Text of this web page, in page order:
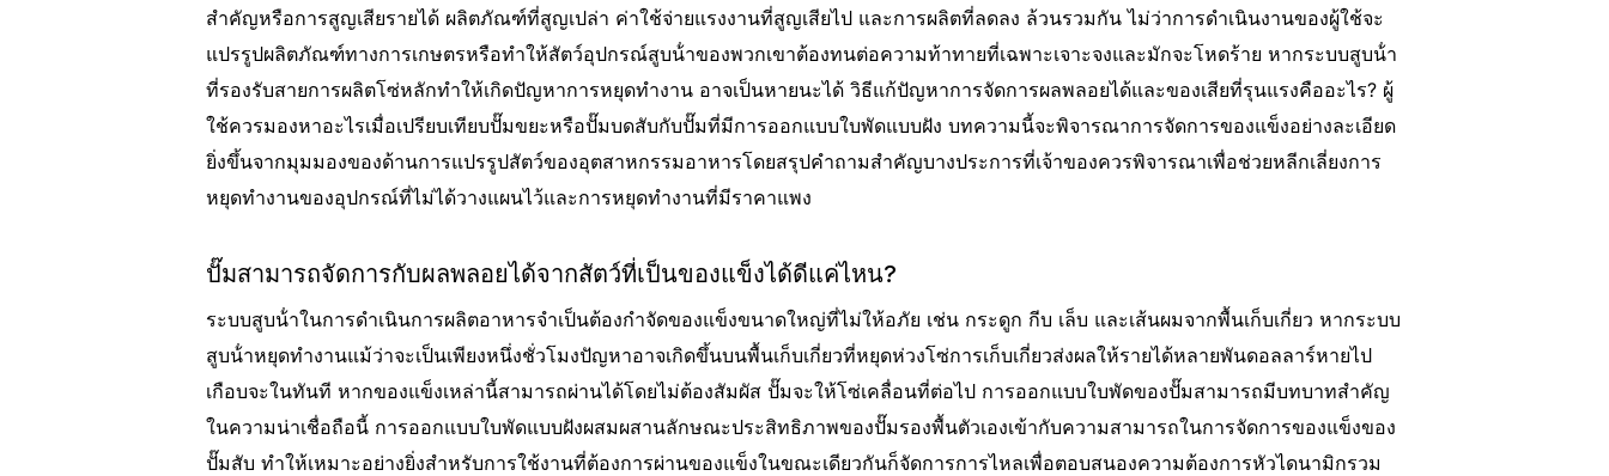
สําคัญหรือการสูญเสียรายได้ ผลิตภัณฑ์ที่สูญเปล่า ค่าใช้จ่ายแรงงานที่สูญเสียไป และการผลิตที่ลดลง ล้วนรวมกัน ไม่ว่าการดําเนินงานของผู้ใช้จะ
แปรรูปผลิตภัณฑ์ทางการเกษตรหรือทําให้สัตว์อุปกรณ์สูบน้ําของพวกเขาต้องทนต่อความท้าทายที่เฉพาะเจาะจงและมักจะโหดร้าย หากระบบสูบน้ํา
ที่รองรับสายการผลิตโซ่หลักทําให้เกิดปัญหาการหยุดทํางาน อาจเป็นหายนะได้ วิธีแก้ปัญหาการจัดการผลพลอยได้และของเสียที่รุนแรงคืออะไร? ผู้
ใช้ควรมองหาอะไรเมื่อเปรียบเทียบปั๊มขยะหรือปั๊มบดสับกับปั๊มที่มีการออกแบบใบพัดแบบฝัง บทความนี้จะพิจารณาการจัดการของแข็งอย่างละเอียด
ยิ่งขึ้นจากมุมมองของด้านการแปรรูปสัตว์ของอุตสาหกรรมอาหารโดยสรุปคําถามสําคัญบางประการที่เจ้าของควรพิจารณาเพื่อช่วยหลีกเลี่ยงการ
หยุดทํางานของอุปกรณ์ที่ไม่ได้วางแผนไว้และการหยุดทํางานที่มีราคาแพง
ปั๊มสามารถจัดการกับผลพลอยได้จากสัตว์ที่เป็นของแข็งได้ดีแค่ไหน?
ระบบสูบน้ําในการดําเนินการผลิตอาหารจําเป็นต้องกําจัดของแข็งขนาดใหญ่ที่ไม่ให้อภัย เช่น กระดูก กีบ เล็บ และเส้นผมจากพื้นเก็บเกี่ยว หากระบบ
สูบน้ําหยุดทํางานแม้ว่าจะเป็นเพียงหนึ่งชั่วโมงปัญหาอาจเกิดขึ้นบนพื้นเก็บเกี่ยวที่หยุดห่วงโซ่การเก็บเกี่ยวส่งผลให้รายได้หลายพันดอลลาร์หายไป
เกือบจะในทันที หากของแข็งเหล่านี้สามารถผ่านได้โดยไม่ต้องสัมผัส ปั๊มจะให้โซ่เคลื่อนที่ต่อไป การออกแบบใบพัดของปั๊มสามารถมีบทบาทสําคัญ
ในความน่าเชื่อถือนี้ การออกแบบใบพัดแบบฝังผสมผสานลักษณะประสิทธิภาพของปั๊มรองพื้นตัวเองเข้ากับความสามารถในการจัดการของแข็งของ
ปั๊มสับ ทําให้เหมาะอย่างยิ่งสําหรับการใช้งานที่ต้องการผ่านของแข็งในขณะเดียวกันก็จัดการการไหลเพื่อตอบสนองความต้องการหัวไดนามิกรวม